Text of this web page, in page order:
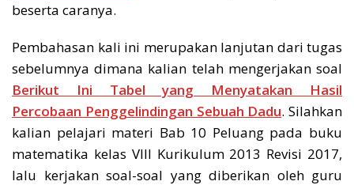
beserta caranya.
Pembahasan kali ini merupakan lanjutan dari tugas
sebelumnya dimana kalian telah mengerjakan soal
Berikut Ini Tabel yang Menyatakan Hasil
Percobaan Penggelindingan Sebuah Dadu. Silahkan
kalian pelajari materi Bab 10 Peluang pada buku
matematika kelas VIII Kurikulum 2013 Revisi 2017,
lalu kerjakan soal-soal yang diberikan oleh guru